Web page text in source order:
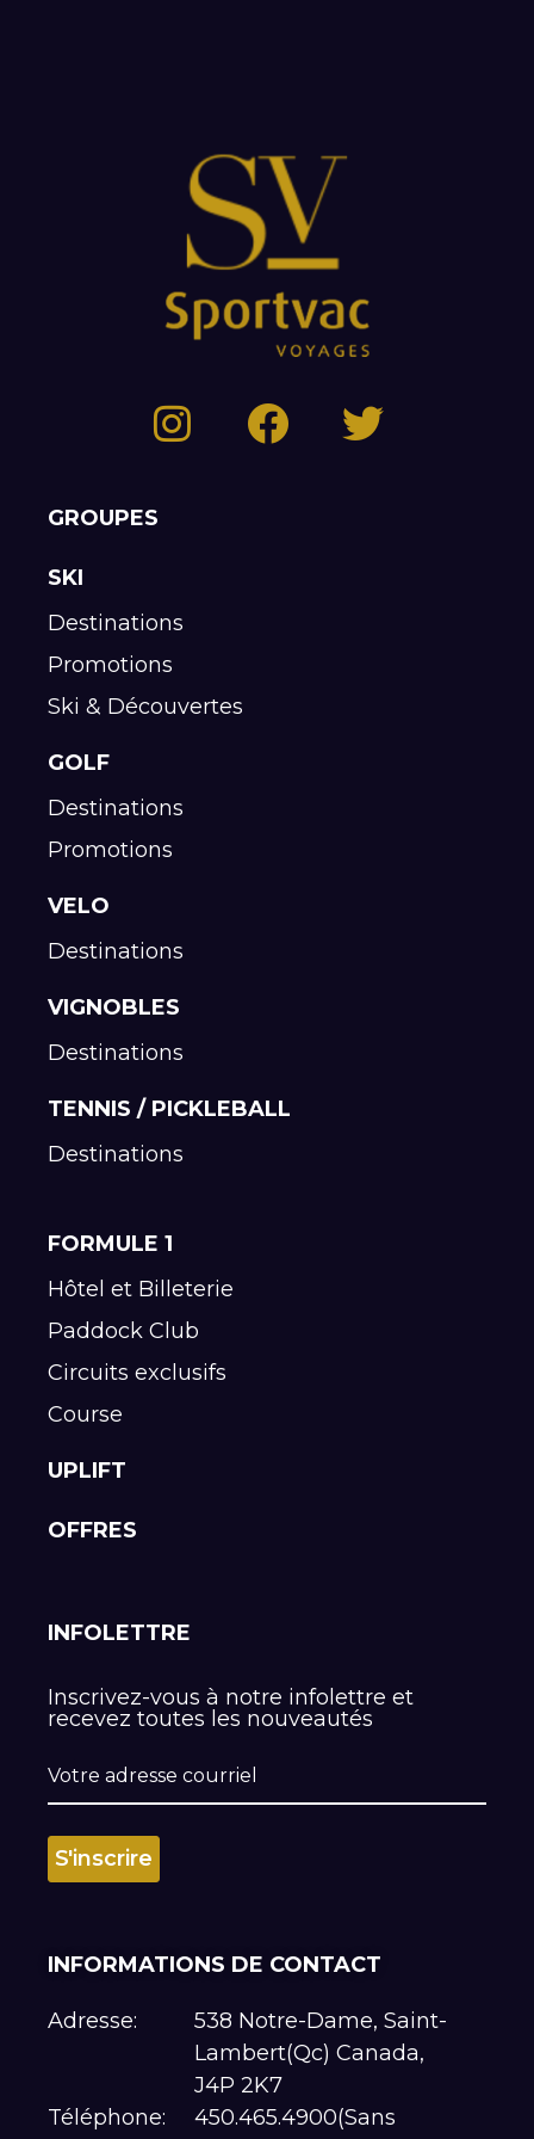
GROUPES
SKI
Destinations
Promotions
Ski & Découvertes
GOLF
Destinations
Promotions
VELO
Destinations
VIGNOBLES
Destinations
TENNIS / PICKLEBALL
Destinations
FORMULE 1
Hôtel et Billeterie
Paddock Club
Circuits exclusifs
Course
UPLIFT
OFFRES
INFOLETTRE
Inscrivez-vous à notre infolettre et
recevez toutes les nouveautés
INFORMATIONS DE CONTACT
Adresse:
538 Notre-Dame, Saint-
Lambert(Qc) Canada,
J4P 2K7
Téléphone:
450.465.4900(Sans